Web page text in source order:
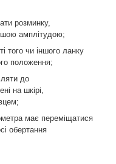
розминку,
амплітудою;
того чи іншого ланку
положення;
до
на шкірі,
має переміщатися
обертання